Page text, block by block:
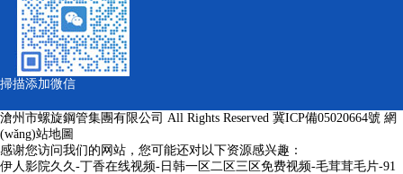
掃描添加微信
滄州市螺旋鋼管集團有限公司 All Rights Reserved 冀ICP備05020664號 網
(wǎng)站地圖
感谢您访问我们的网站，您可能还对以下资源感兴趣：
伊人影院久久-丁香在线视频-日韩一区二区三区免费视频-毛茸茸毛片-91